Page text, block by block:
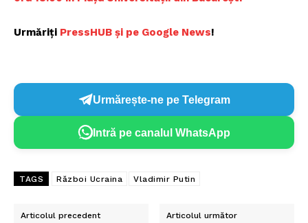
Urmăriți PressHUB și pe Google News!
Urmărește-ne pe Telegram
Intră pe canalul WhatsApp
TAGS Război Ucraina Vladimir Putin
Articolul precedent Articolul următor